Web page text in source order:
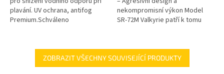
plavání. UV ochrana, antifog
Premium.Schváleno
nekompromisní výkon Model
SR-72M Valkyrie patří k tomu
brýlemi najít....
ZOBRAZIT VŠECHNY SOUVISEJÍCÍ PRODUKTY